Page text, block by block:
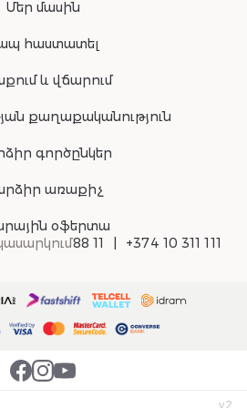
Մեր մասին
հաստատել
և վճարում
քաղաքականություն
գործընկեր
առաքիչ
օֆերտա
88 11 +374 10 311 111
v2